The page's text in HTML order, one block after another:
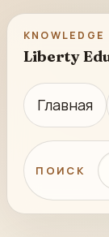
Liberty
Главная
ПОИСК